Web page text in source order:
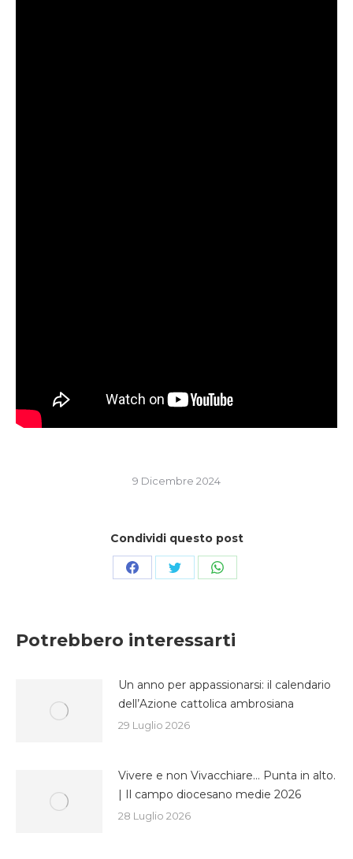
9 Dicembre 2024
Condividi questo post
CondividiCondividiCondividi
Potrebbero interessarti
Un anno per appassionarsi: il calendario
dell’Azione cattolica ambrosiana
29 Luglio 2026
Vivere e non Vivacchiare… Punta in alto.
| Il campo diocesano medie 2026
28 Luglio 2026